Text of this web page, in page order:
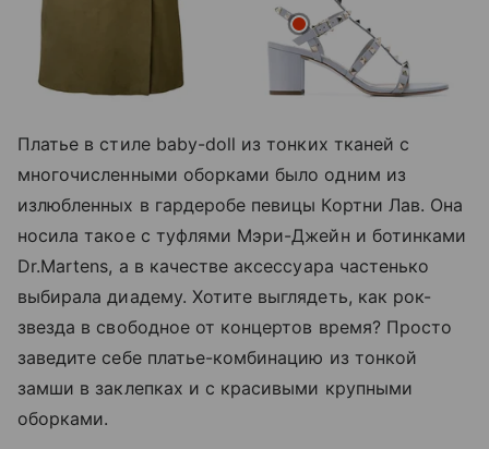
Платье в стиле baby-doll из тонких тканей с
многочисленными оборками было одним из
излюбленных в гардеробе певицы Кортни Лав. Она
носила такое с туфлями Мэри-Джейн и ботинками
Dr.Martens, а в качестве аксессуара частенько
выбирала диадему. Хотите выглядеть, как рок-
звезда в свободное от концертов время? Просто
заведите себе платье-комбинацию из тонкой
замши в заклепках и с красивыми крупными
оборками.